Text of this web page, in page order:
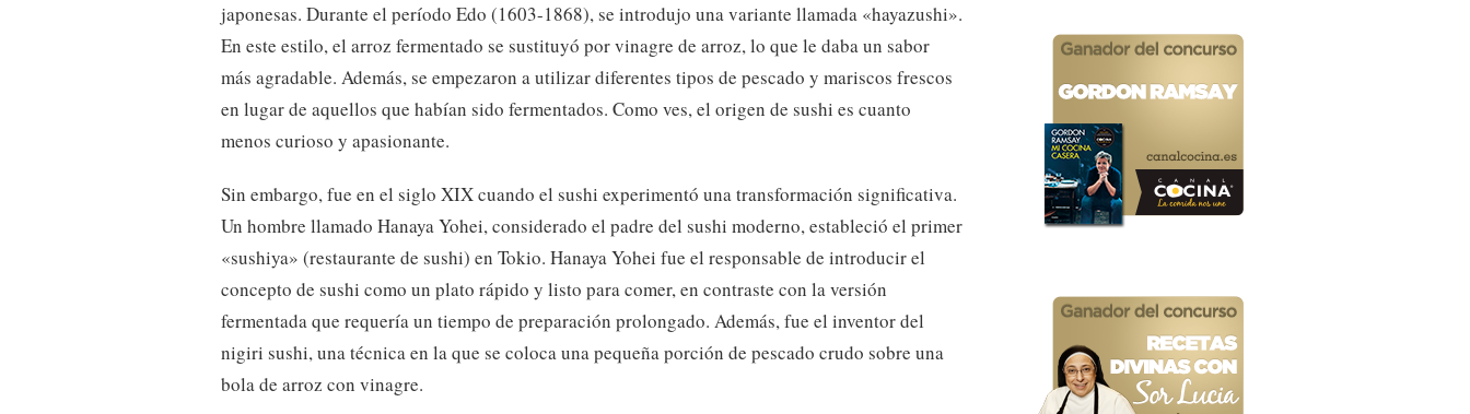
japonesas. Durante el período Edo (1603-1868), se introdujo una variante llamada «hayazushi».
En este estilo, el arroz fermentado se sustituyó por vinagre de arroz, lo que le daba un sabor
más agradable. Además, se empezaron a utilizar diferentes tipos de pescado y mariscos frescos
en lugar de aquellos que habían sido fermentados. Como ves, el origen de sushi es cuanto
menos curioso y apasionante.
Sin embargo, fue en el siglo XIX cuando el sushi experimentó una transformación significativa.
Un hombre llamado Hanaya Yohei, considerado el padre del sushi moderno, estableció el primer
«sushiya» (restaurante de sushi) en Tokio. Hanaya Yohei fue el responsable de introducir el
concepto de sushi como un plato rápido y listo para comer, en contraste con la versión
fermentada que requería un tiempo de preparación prolongado. Además, fue el inventor del
nigiri sushi, una técnica en la que se coloca una pequeña porción de pescado crudo sobre una
bola de arroz con vinagre.